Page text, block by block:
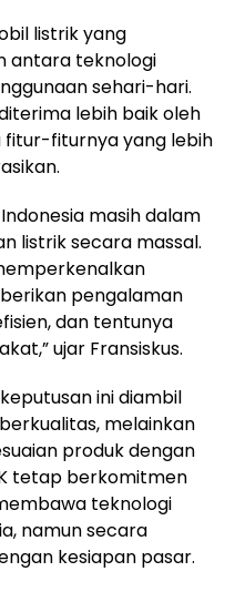
listrik yang
antara teknologi
sehari-hari.
lebih baik oleh
fitur-fiturnya yang lebih
masih dalam
listrik secara massal.
pengalaman
dan tentunya
ujar Fransiskus.
ini diambil
melainkan
produk dengan
tetap berkomitmen
teknologi
namun secara
kesiapan pasar.